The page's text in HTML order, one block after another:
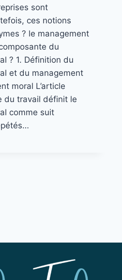
sont
ces notions
? le management
du
? 1. Définition du
et du management
moral L’article
du travail définit le
comme suit